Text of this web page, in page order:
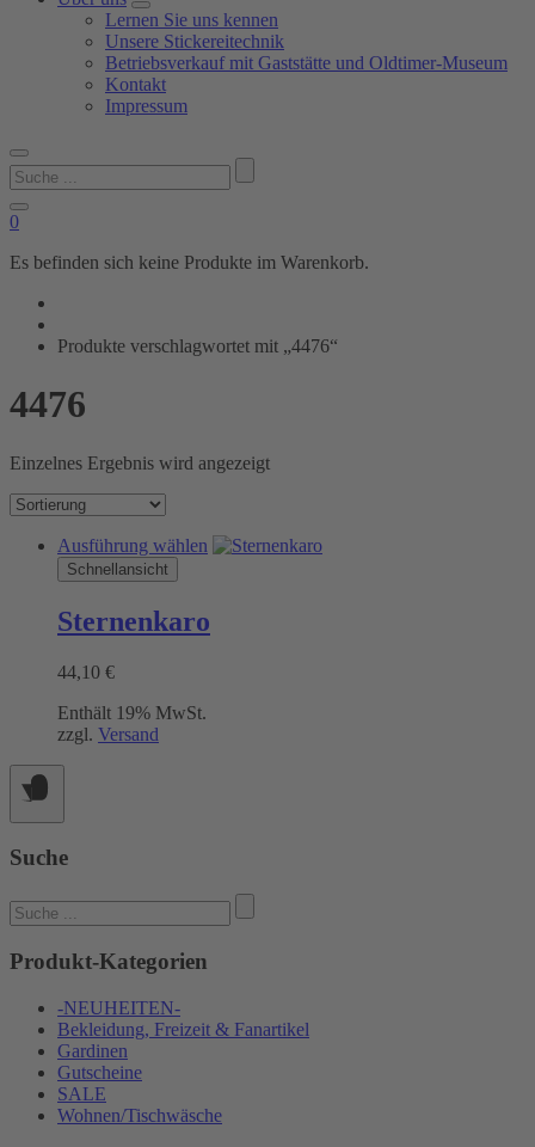
Lernen Sie uns kennen
Unsere Stickereitechnik
Betriebsverkauf mit Gaststätte und Oldtimer-Museum
Kontakt
Impressum
Suchen
nach:
0
Es befinden sich keine Produkte im Warenkorb.
Produkte verschlagwortet mit „4476“
4476
Einzelnes Ergebnis wird angezeigt
Ausführung wählen Dieses
Schnellansicht
Sternenkaro
44,10 €
Enthält 19% MwSt.
zzgl. Versand
Suche
Suchen
nach:
Produkt-Kategorien
-NEUHEITEN-
Bekleidung, Freizeit & Fanartikel
Gardinen
Gutscheine
SALE
Wohnen/Tischwäsche